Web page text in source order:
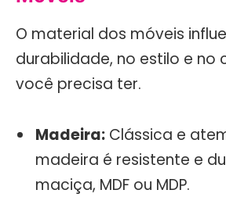
O material dos móveis
durabilidade, no estilo e no
você precisa ter.
Madeira: Clássica e
madeira é resistente e
maciça, MDF ou MDP.